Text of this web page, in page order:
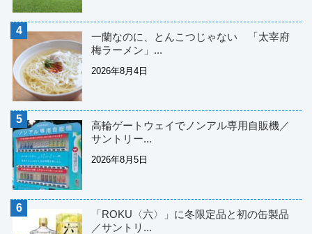
一蘭なのに、とんこつじゃない 「太宰府
梅ラーメン」...
2026年8月4日
高輪ゲートウェイでノンアル専用自販機／
サントリー...
2026年8月5日
「ROKU〈六〉」に冬限定品と初の缶製品
／サントリ...